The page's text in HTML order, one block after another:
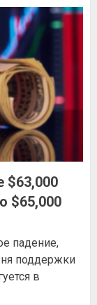
$63,000
$65,000
падение,
поддержки
в